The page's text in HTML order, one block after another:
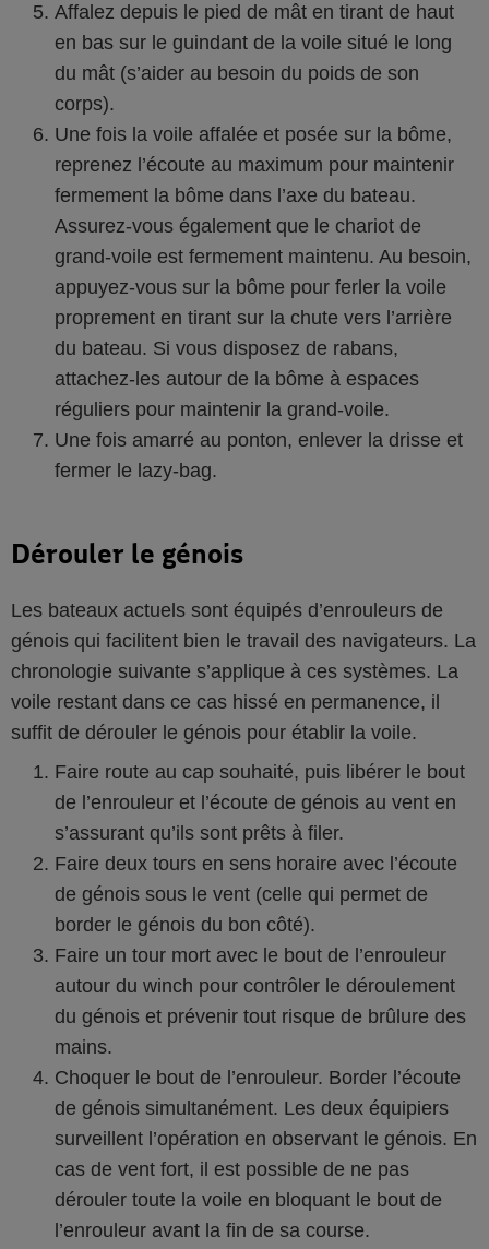
Affalez depuis le pied de mât en tirant de haut
en bas sur le guindant de la voile situé le long
du mât (s’aider au besoin du poids de son
corps).
Une fois la voile affalée et posée sur la bôme,
reprenez l’écoute au maximum pour maintenir
fermement la bôme dans l’axe du bateau.
Assurez-vous également que le chariot de
grand-voile est fermement maintenu. Au besoin,
appuyez-vous sur la bôme pour ferler la voile
proprement en tirant sur la chute vers l’arrière
du bateau. Si vous disposez de rabans,
attachez-les autour de la bôme à espaces
réguliers pour maintenir la grand-voile.
Une fois amarré au ponton, enlever la drisse et
fermer le lazy-bag.
Dérouler le génois
Les bateaux actuels sont équipés d’enrouleurs de
génois qui facilitent bien le travail des navigateurs. La
chronologie suivante s’applique à ces systèmes. La
voile restant dans ce cas hissé en permanence, il
suffit de dérouler le génois pour établir la voile.
Faire route au cap souhaité, puis libérer le bout
de l’enrouleur et l’écoute de génois au vent en
s’assurant qu’ils sont prêts à filer.
Faire deux tours en sens horaire avec l’écoute
de génois sous le vent (celle qui permet de
border le génois du bon côté).
Faire un tour mort avec le bout de l’enrouleur
autour du winch pour contrôler le déroulement
du génois et prévenir tout risque de brûlure des
mains.
Choquer le bout de l’enrouleur. Border l’écoute
de génois simultanément. Les deux équipiers
surveillent l’opération en observant le génois. En
cas de vent fort, il est possible de ne pas
dérouler toute la voile en bloquant le bout de
l’enrouleur avant la fin de sa course.